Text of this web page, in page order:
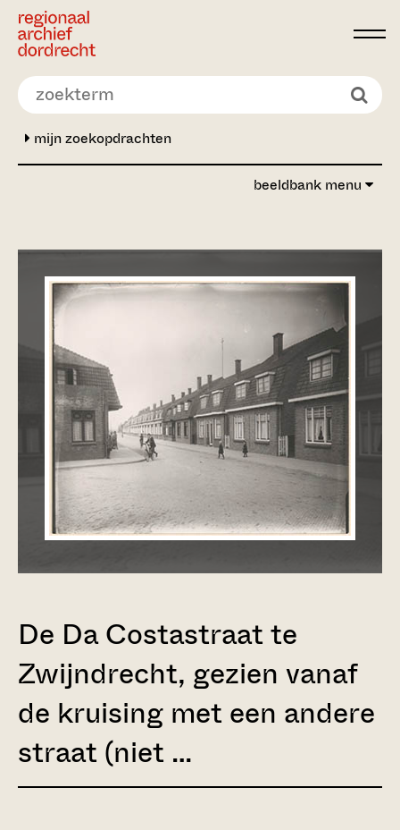
Ga direct naar de inhoud
mijn zoekopdrachten
beeldbank menu
De Da Costastraat te
Zwijndrecht, gezien vanaf
de kruising met een andere
straat (niet …